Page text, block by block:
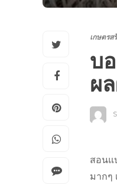
เกษตรส
บ
ผ
สอนแ
มากๆ